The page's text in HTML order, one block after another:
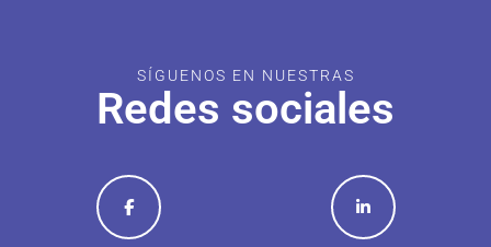
SÍGUENOS EN NUESTRAS
Redes sociales